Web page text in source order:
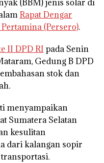
(BBM) jenis solar di
Rapat Dengar
(Persero).
II DPD RI pada Senin
Gedung B DPD
stok dan
menyampaikan
Sumatera Selatan
kesulitan
dari kalangan sopir